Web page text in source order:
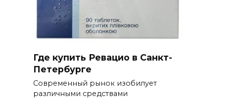
Где купить Ревацио в Санкт-
Петербурге
Современный рынок изобилует
различными средствами